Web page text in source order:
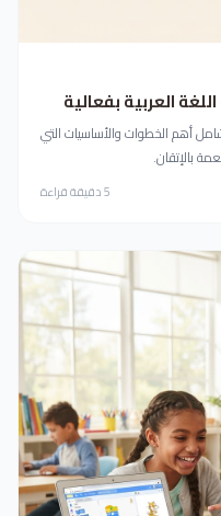
العربية بفعالية
أهم الخطوات والأساسيات التي
بالإتقان.
5دقيقة قراءة